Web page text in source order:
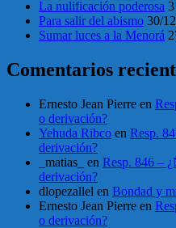
La nulificación poderosa
Para salir del abismo 30/
Sumar luces a la Menorá
Comentarios
Ernesto Jean Pierre en
o derivación?
Yehuda Ribco en Resp.
derivación?
_matias_
en Resp. 846 –
derivación?
dlopezallel en Bondad y
Ernesto Jean Pierre en
o derivación?